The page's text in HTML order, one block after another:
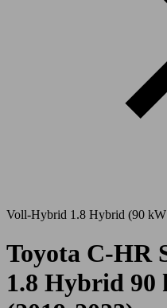
Voll-Hybrid 1.8 Hybrid (90 kW
Toyota C-HR
1.8 Hybrid 90